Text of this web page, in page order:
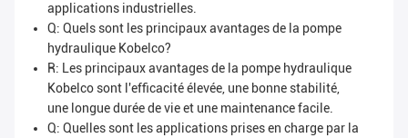
applications industrielles.
Q: Quels sont les principaux avantages de la pompe
hydraulique Kobelco?
R: Les principaux avantages de la pompe hydraulique
Kobelco sont l'efficacité élevée, une bonne stabilité,
une longue durée de vie et une maintenance facile.
Q: Quelles sont les applications prises en charge par la